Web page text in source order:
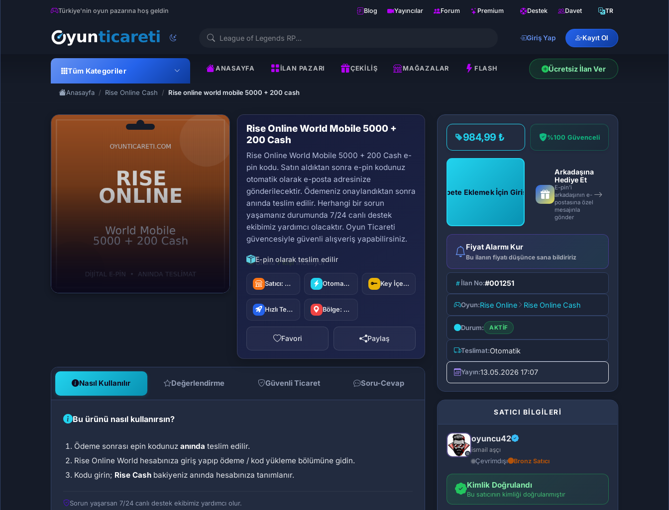
Türkiye'nin oyun pazarına hoş geldin Blog Yayıncılar Forum Premium Destek Davet TR
Giriş Yap Kayıt Ol
Tüm Kategoriler ANASAYFA İLAN PAZARI ÇEKILIŞ MAĞAZALAR FLASH Ücretsiz İlan Ver
Anasayfa Rise Online Cash Rise online world mobile 5000 + 200 cash
Rise Online World Mobile 5000 +
200 Cash
Rise Online World Mobile 5000 + 200 Cash e-
pin kodu. Satın aldıktan sonra e-pin kodunuz
otomatik olarak e-posta adresinize
gönderilecektir. Ödemeniz onaylandıktan sonra
anında teslim edilir. Herhangi bir sorun
yaşamanız durumunda 7/24 canlı destek
ekibimiz yardımcı olacaktır. Oyun Ticareti
güvencesiyle güvenli alışveriş yapabilirsiniz.
E-pin olarak teslim edilir
Satıcı:
oyuncu42 Otomatik Teslimat Key İçerir
Hızlı Teslimat Bölge: Türkiye
Favori Paylaş
Nasıl Kullanılır Değerlendirme Güvenli Ticaret Soru-Cevap
Bu ürünü nasıl kullanırsın?
Ödeme sonrası epin kodunuzanında teslim edilir.
Rise Online World hesabınıza giriş yapıp ödeme / kod yükleme bölümüne gidin.
Kodu girin; Rise Cash bakiyeniz anında hesabınıza tanımlanır.
Sorun yaşarsan 7/24 canlı destek ekibimiz yardımcı olur.
984,99 ₺ %100 Güvenceli
Sepete Eklemek İçin Giriş Yap
Arkadaşına
Hediye Et
E-pin'i
arkadaşının e-
postasına özel
mesajınla
gönder
Fiyat Alarmı Kur
Bu ilanın fiyatı düşünce sana bildiririz
İlan No:#001251
Oyun:Rise Online Rise Online Cash
Durum: AKTIF
Teslimat:Otomatik
Yayın:13.05.2026 17:07
SATICI BİLGİLERİ
oyuncu42
ismail aşçı
Çevrimdışı Bronz Satıcı
Kimlik Doğrulandı
Bu satıcının kimliği doğrulanmıştır